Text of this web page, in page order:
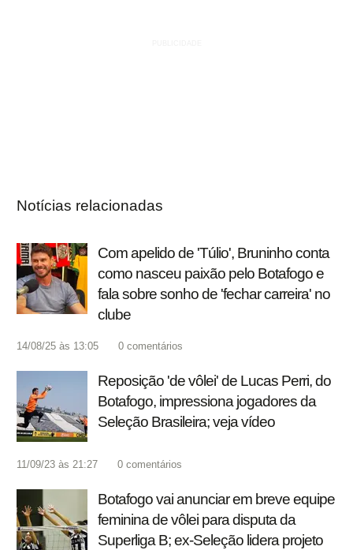
Notícias relacionadas
Com apelido de 'Túlio', Bruninho conta
como nasceu paixão pelo Botafogo e
fala sobre sonho de 'fechar carreira' no
clube
14/08/25 às 13:05 0 comentários
Reposição 'de vôlei' de Lucas Perri, do
Botafogo, impressiona jogadores da
Seleção Brasileira; veja vídeo
11/09/23 às 21:27 0 comentários
Botafogo vai anunciar em breve equipe
feminina de vôlei para disputa da
Superliga B; ex-Seleção lidera projeto